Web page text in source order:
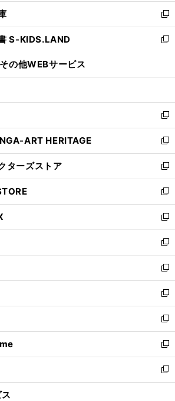
く
で
開
く
ン
ド
ウ
で
ウ
ィ
ン
ド
開
新
し
い
ン
ウ
で
開
く
S-KIDS.LAND
新
ウ
ン
ド
ウ
で
開
く
その他WEBサービス
新
し
い
ウ
ィ
ン
ド
ウ
で
開
く
ART HERITAGE
新
し
い
ウ
ィ
ン
ド
ウ
で
開
く
ターズストア
新
し
い
ウ
ィ
ン
ド
ウ
で
開
く
新
し
い
ウ
ィ
ン
ド
ウ
で
開
く
新
し
い
ウ
ィ
ン
ド
ウ
で
開
く
新
し
い
ウ
ィ
ン
ド
ウ
で
開
く
新
し
い
ウ
ィ
ン
ド
ウ
で
開
新
し
い
ウ
ィ
ン
ド
ウ
新
し
い
ウ
ィ
ン
新
し
い
ウ
新
し